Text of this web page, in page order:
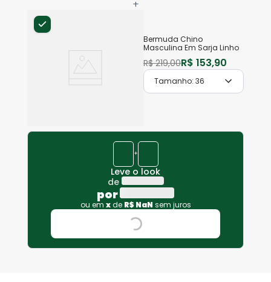
+
Bermuda Chino
Masculina Em Sarja Linho
R$ 219,00R$ 153,90
Tamanho:36
+
Leve o look
de
por
ou em x de R$ NaN sem juros